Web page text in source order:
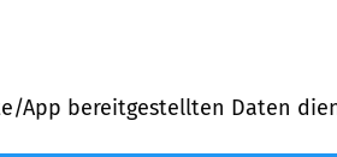
App bereitgestellten Daten